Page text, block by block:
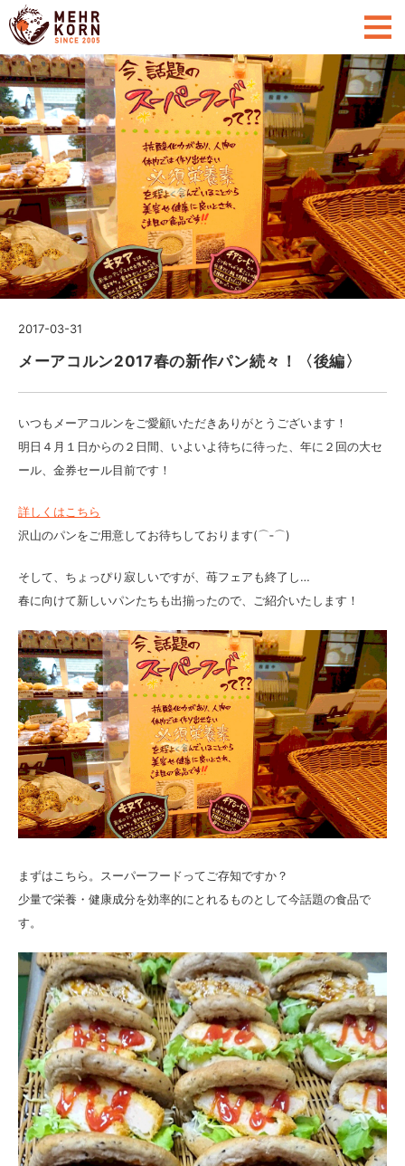
2017-03-31
メーアコルン2017春の新作パン続々！〈後編〉
いつもメーアコルンをご愛顧いただきありがとうございます！
明日４月１日からの２日間、いよいよ待ちに待った、年に２回の大セ
ール、金券セール目前です！
詳しくはこちら
沢山のパンをご用意してお待ちしております(⌒‐⌒)
そして、ちょっぴり寂しいですが、苺フェアも終了し…
春に向けて新しいパンたちも出揃ったので、ご紹介いたします！
まずはこちら。スーパーフードってご存知ですか？
少量で栄養・健康成分を効率的にとれるものとして今話題の食品で
す。